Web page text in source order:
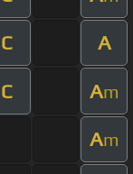
C A
C Am
Am